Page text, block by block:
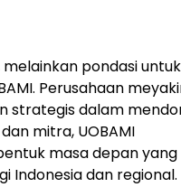
pondasi
Perusahaan
strategis dalam
mitra, UOBAMI
masa depan yang
Indonesiadan regional.